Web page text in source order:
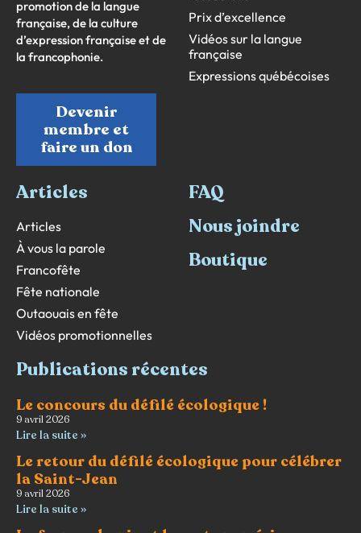
promotion de la langue
française, de la culture
d’expression française et de
la francophonie.
Devenir
membre et
faire un don
Prix d’excellence
Vidéos sur la langue
française
Expressions québécoises
Articles
Articles
À vous la parole
Francofête
Fête nationale
Outaouais en fête
Vidéos promotionnelles
FAQ
Nous joindre
Boutique
Publications récentes
Le concours du défilé écologique !
9 avril 2026
Lire la suite »
Le retour du défilé écologique pour célébrer
la Saint-Jean
9 avril 2026
Lire la suite »